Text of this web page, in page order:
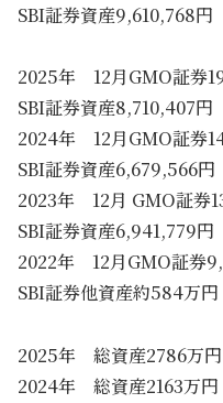
SBI証券資産9,610,768円
2025年 12月GMO証券
SBI証券資産8,710,407円
2024年 12月GMO証券
SBI証券資産6,679,566円
2023年 12月 GMO証券
SBI証券資産6,941,779円
2022年 12月GMO証券
SBI証券他資産約584万円
2025年 総資産2786万
2024年 総資産2163万